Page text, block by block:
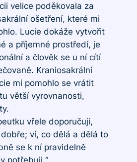
velice poděkovala za
ošetření, které mi
Lucie dokáže vytvořit
a příjemné prostředí, je
a člověk se u ní cítí
Kraniosakrální
mi pomohlo se vrátit
větší vyrovnanosti,
vřele doporučuji,
ví, co dělá a dělá to
se k ní pravidelně
potřebuji.“